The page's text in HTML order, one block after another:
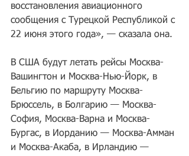
восстановления авиационного
сообщения с Турецкой Республикой с
22 июня этого года», — сказала она.
В США будут летать рейсы Москва-
Вашингтон и Москва-Нью-Йорк, в
Бельгию по маршруту Москва-
Брюссель, в Болгарию — Москва-
София, Москва-Варна и Москва-
Бургас, в Иорданию — Москва-Амман
и Москва-Акаба, в Ирландию —